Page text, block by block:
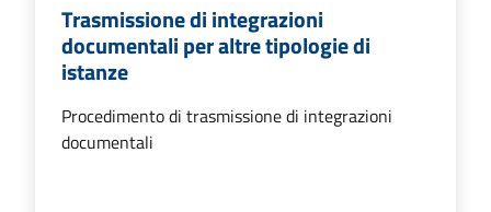
Trasmissione di integrazioni
documentali per altre tipologie di
istanze
Procedimento di trasmissione di integrazioni
documentali